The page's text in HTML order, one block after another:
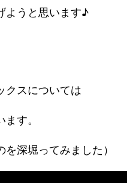
ようと思います♪
クスについては
す。
を深堀ってみました）